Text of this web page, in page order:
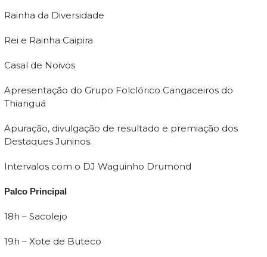
Rainha da Diversidade
Rei e Rainha Caipira
Casal de Noivos
Apresentação do Grupo Folclórico Cangaceiros do
Thianguá
Apuração, divulgação de resultado e premiação dos
Destaques Juninos.
Intervalos com o DJ Waguinho Drumond
Palco Principal
18h – Sacolejo
19h – Xote de Buteco